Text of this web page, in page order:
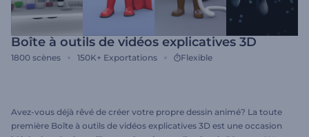
Boîte à outils de vidéos explicatives 3D
1800 scènes 150K+ Exportations Flexible
Avez-vous déjà rêvé de créer votre propre dessin animé? La toute
première Boîte à outils de vidéos explicatives 3D est une occasion